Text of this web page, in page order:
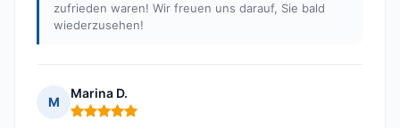
zufrieden waren! Wir freuen uns darauf, Sie bald
wiederzusehen!
M
Marina D.
Hinweis: 5 von 5